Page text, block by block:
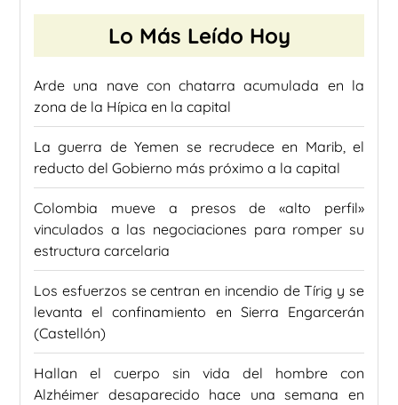
Lo Más Leído Hoy
Arde una nave con chatarra acumulada en la
zona de la Hípica en la capital
La guerra de Yemen se recrudece en Marib, el
reducto del Gobierno más próximo a la capital
Colombia mueve a presos de «alto perfil»
vinculados a las negociaciones para romper su
estructura carcelaria
Los esfuerzos se centran en incendio de Tírig y se
levanta el confinamiento en Sierra Engarcerán
(Castellón)
Hallan el cuerpo sin vida del hombre con
Alzhéimer desaparecido hace una semana en